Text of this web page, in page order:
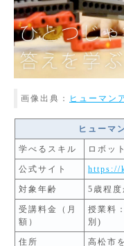
画像出典： ヒューマン
ヒューマ
学べるスキル ロボッ
公式サイト https://
対象年齢 5歳程度
受講料金（月
額）
授業料
別)
住所 高松市